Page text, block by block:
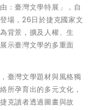
：臺灣文學特展」，自
場，26日於捷克國家文
背景，擴及人權、生
示臺灣文學的多重面
臺灣文學題材與風格獨
所孕育出的多元文化，
克讀者透過圖畫與故